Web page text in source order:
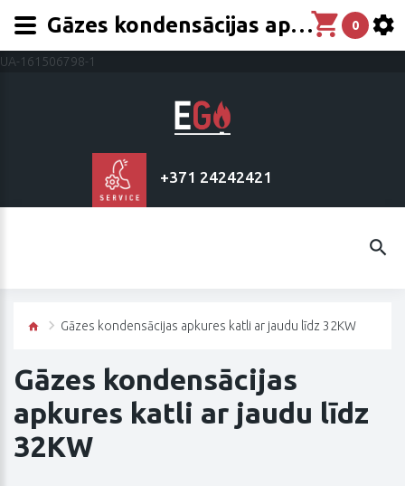
UA-161506798-1
+371 24242421
0
Gāzes kondensācijas apkures katli ar jaudu līdz 32KW
Gāzes kondensācijas
apkures katli ar jaudu līdz
32KW
Gāzes kondensācijas apkures katli